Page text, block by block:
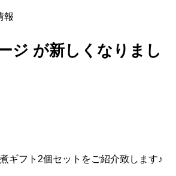
報
ジ が新しくなりまし
ギフト2個セットをご紹介致します♪